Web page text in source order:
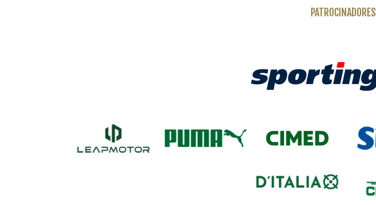
PATROCINADORES